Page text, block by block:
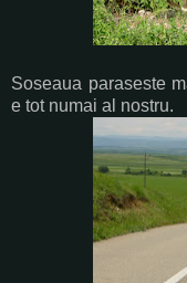
Soseaua paraseste
e tot numai al nostru.